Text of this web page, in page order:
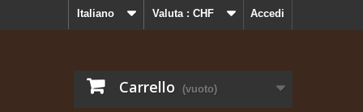
Accedi
Valuta : CHF
Italiano
Carrello (vuoto)